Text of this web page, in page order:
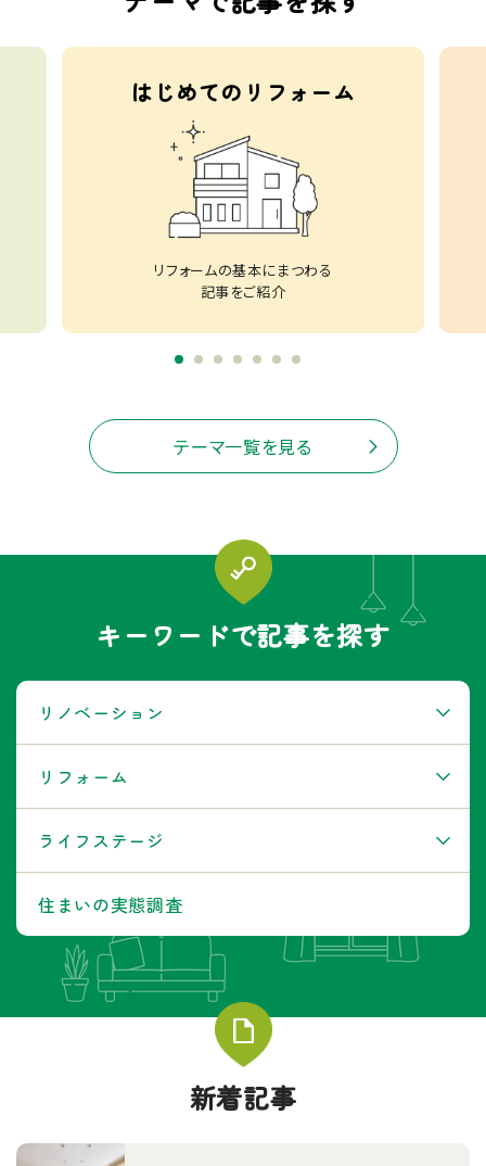
はじめてのリフォーム
リフォームの基本にまつわる
記事をご紹介
テーマ一覧を見る
キーワードで記事を探す
リノベーション
リフォーム
ライフステージ
住まいの実態調査
新着記事